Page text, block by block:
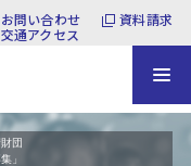
お問い合わせ
資料請求
交通アクセス
団
」